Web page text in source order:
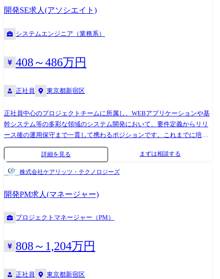
開発SE求人(アソシエイト)
システムエンジニア（業務系）
408～486万円
正社員 東京都新宿区
正社員中心のプロジェクトチームに所属し、WEBアプリケーションや基
幹システム等の多彩な領域のシステム開発において、要件定義からリリ
ース後の運用保守まで一貫して携わるポジションです。これまでに培っ
たスキルや経験をもとに、様々な業界のクライアントに貢献することが
般 変更の範囲:システム関連業務全般及び会社の定める業務全般
詳細を見る まずは相談する
株式会社ケアリッツ・テクノロジーズ
開発PM求人(マネージャー)
プロジェクトマネージャー（PM）
808～1,204万円
正社員 東京都新宿区